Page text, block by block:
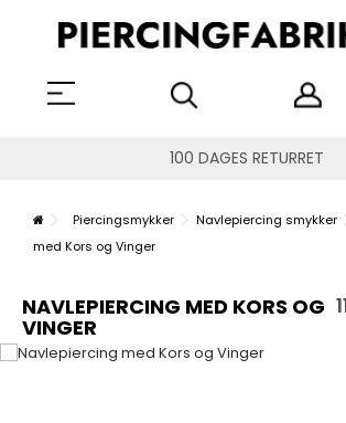
100 DAGES RETURRET
Piercingsmykker Navlepiercing smykker
med Kors og Vinger
NAVLEPIERCING MED KORS OG
VINGER